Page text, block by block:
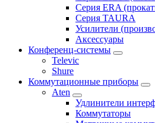
Серия ERA
Серия TAURA
Усилители
Аксессуары
Конференц-системы
Televic
Shure
Коммутационные приборы
Aten
Удлинители
Коммутаторы